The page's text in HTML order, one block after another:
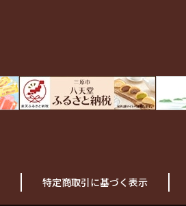
特定商取引に基づく表示